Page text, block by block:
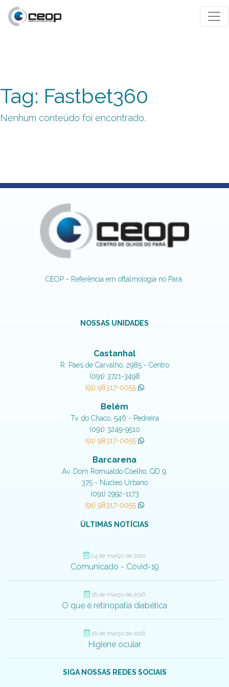
Tag: Fastbet360
Nenhum conteúdo foi encontrado.
CEOP - Referência em oftalmologia no Pará.
NOSSAS UNIDADES
Castanhal
R. Paes de Carvalho, 2985 - Centro
(091) 3721-3498
(91) 98317-0055
Belém
Tv. do Chaco, 546 - Pedreira
(091) 3249-9510
(91) 98317-0055
Barcarena
Av. Dom Romualdo Coelho, QD 9,
375 - Núcleo Urbano
(091) 2992-1173
(91) 98317-0055
ÚLTIMAS NOTÍCIAS
24 de março de 2020
Comunicado - Covid-19
16 de março de 2016
O que é retinopatia diabética
16 de março de 2016
Higiene ocular
SIGA NOSSAS REDES SOCIAIS